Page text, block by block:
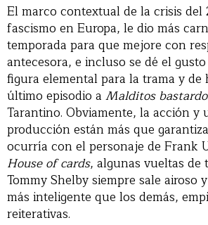
El marco contextual de la crisis del
fascismo en Europa, le dio más
temporada para que mejore con
antecesora, e incluso se dé el
figura elemental para la trama y de
último episodio a Malditos
Tarantino. Obviamente, la acción y
producción están más que
ocurría con el personaje de Frank
House of cards, algunas vueltas de
Tommy Shelby siempre sale airoso
más inteligente que los demás,
reiterativas.